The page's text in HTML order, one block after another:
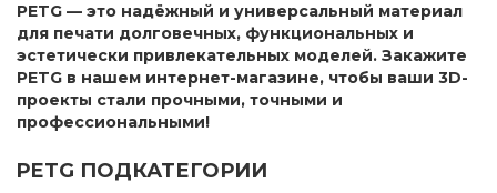
PETG — это надёжный и универсальный материал
для печати долговечных, функциональных и
эстетически привлекательных моделей. Закажите
PETG в нашем интернет-магазине, чтобы ваши 3D-
проекты стали прочными, точными и
профессиональными!
PETG ПОДКАТЕГОРИИ